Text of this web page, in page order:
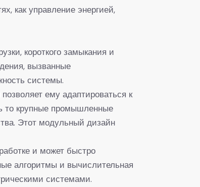
как управление энергией,
короткого замыкания и
вызванные
системы.
ему адаптироваться к
то крупные промышленные
Этот модульный дизайн
и может быстро
алгоритмы и вычислительная
системами.